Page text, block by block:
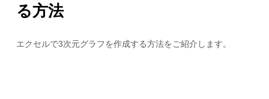
る方法
エクセルで3次元グラフを作成する方法をご紹介します。